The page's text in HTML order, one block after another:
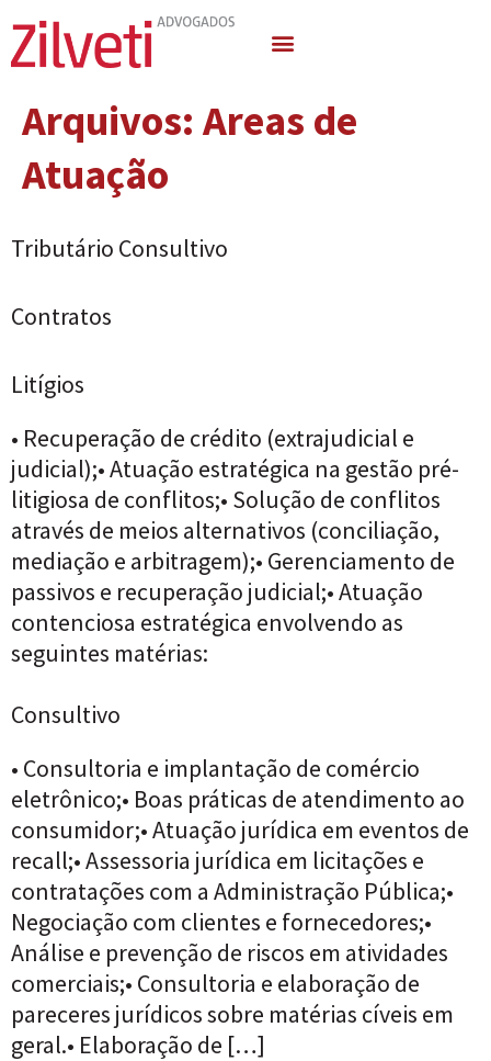
Arquivos: Areas de
Atuação
Tributário Consultivo
Contratos
Litígios
• Recuperação de crédito (extrajudicial e
judicial);• Atuação estratégica na gestão pré-
litigiosa de conflitos;• Solução de conflitos
através de meios alternativos (conciliação,
mediação e arbitragem);• Gerenciamento de
passivos e recuperação judicial;• Atuação
contenciosa estratégica envolvendo as
seguintes matérias:
Consultivo
• Consultoria e implantação de comércio
eletrônico;• Boas práticas de atendimento ao
consumidor;• Atuação jurídica em eventos de
recall;• Assessoria jurídica em licitações e
contratações com a Administração Pública;•
Negociação com clientes e fornecedores;•
Análise e prevenção de riscos em atividades
comerciais;• Consultoria e elaboração de
pareceres jurídicos sobre matérias cíveis em
geral.• Elaboração de […]